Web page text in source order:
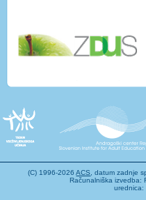
(C) 1996-2026ACS
, datum zadnje
Računalniška izvedba:
urednica: